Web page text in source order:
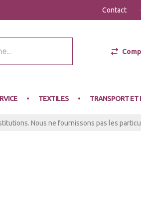
Contact
TEXTILES TRANSPORT ET
Nous ne fournissons pas les